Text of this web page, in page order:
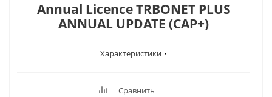
Annual Licence TRBONET PLUS
ANNUAL UPDATE (CAP+)
Характеристики
Сравнить